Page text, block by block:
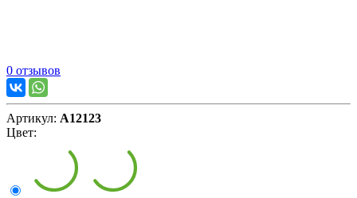
0 отзывов
Артикул: А12123
Цвет: